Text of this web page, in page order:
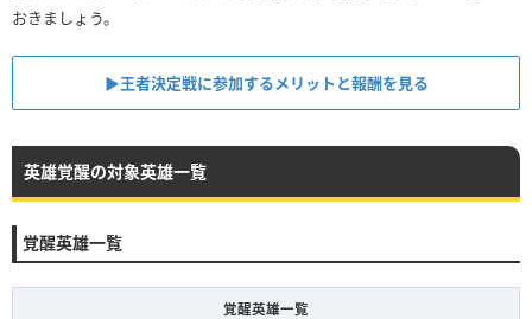
おきましょう。
▶︎王者決定戦に参加するメリットと報酬を見る
英雄覚醒の対象英雄一覧
覚醒英雄一覧
覚醒英雄一覧